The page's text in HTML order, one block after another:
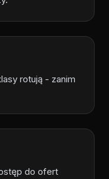
rotują - zanim
do ofert